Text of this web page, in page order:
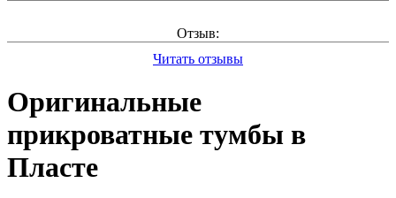
Отзыв:
Читать отзывы
Оригинальные
прикроватные тумбы в
Пласте